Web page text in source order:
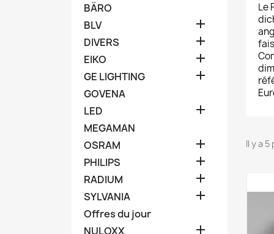
BÄRO
BLV

DIVERS 
EIKO 
GE LIGHTING 
GOVENA
LED

MEGAMAN
OSRAM

PHILIPS 
RADIUM 
SYLVANIA 
Offres du jour
NULOXX

Le
Il y a